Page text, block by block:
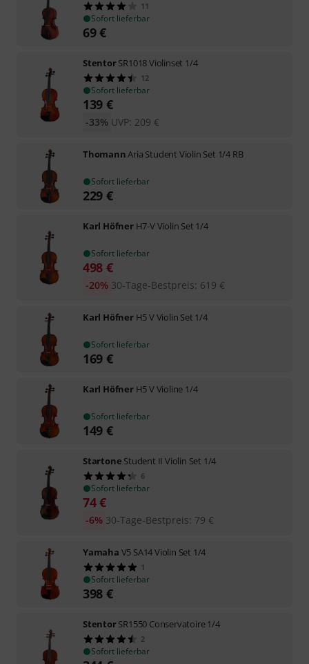
11
Sofort lieferbar
69€
StentorSR1018 Violinset 1/4
12
Sofort lieferbar
139 €
UVP: 209 €
-33%
ThomannAria Student Violin Set 1/4 RB
Sofort lieferbar
229 €
Karl Höfner H7-V Violin Set 1/4
Sofort lieferbar
498 €
30-Tage-Bestpreis: 619 €
-20%
Karl Höfner H5 V Violin Set 1/4
Sofort lieferbar
169 €
Karl Höfner H5 V Violine 1/4
Sofort lieferbar
149 €
Startone Student II Violin Set 1/4
6
Sofort lieferbar
74€
30-Tage-Bestpreis: 79 €
-6%
Yamaha V5 SA14 Violin Set 1/4
1
Sofort lieferbar
398 €
StentorSR1550 Conservatoire 1/4
2
Sofort lieferbar